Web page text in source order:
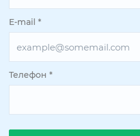
E-mail *
Телефон *